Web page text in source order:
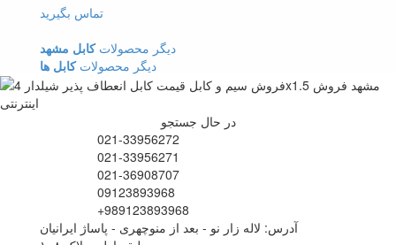
تماس بگیرید
دیگر محصولاتکابل مشهد
دیگر محصولاتکابل ها
در حال جستجو
021-33956272
021-33956271
021-36908707
09123893968
+989123893968
آدرس: لاله زار نو - بعد از منوچهری - پاساژ ایرانیان